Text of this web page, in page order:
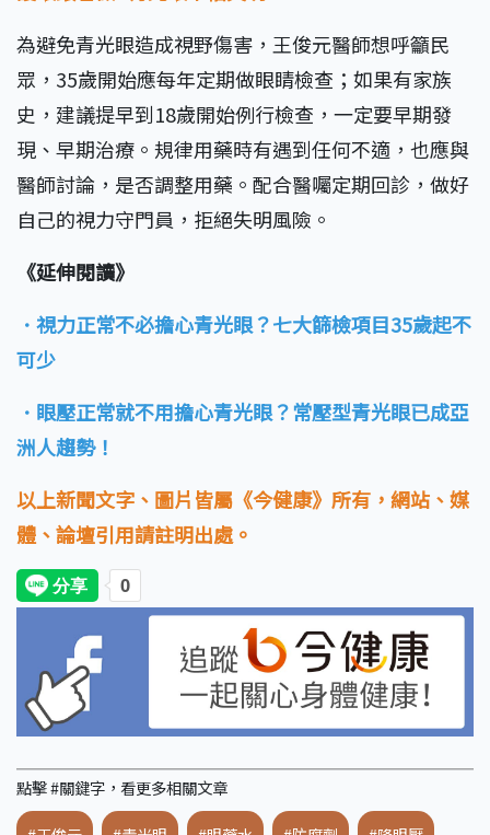
為避免青光眼造成視野傷害，王俊元醫師想呼籲民
眾，35歲開始應每年定期做眼睛檢查；如果有家族
史，建議提早到18歲開始例行檢查，一定要早期發
現、早期治療。規律用藥時有遇到任何不適，也應與
醫師討論，是否調整用藥。配合醫囑定期回診，做好
自己的視力守門員，拒絕失明風險。
《延伸閱讀》
．視力正常不必擔心青光眼？七大篩檢項目35歲起不
可少
．眼壓正常就不用擔心青光眼？常壓型青光眼已成亞
洲人趨勢！
以上新聞文字、圖片皆屬《今健康》所有，網站、媒
體、論壇引用請註明出處。
點擊 #關鍵字，看更多相關文章